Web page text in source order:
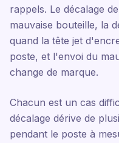
rappels. Le décalage
mauvaise bouteille, la
quand la tête jet
poste, et l'envoi du
change de marque.
Chacun est un cas
décalage dérive de
pendant le poste à